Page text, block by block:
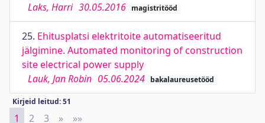
Laks, Harri 30.05.2016 magistritööd
25. Ehitusplatsi elektritoite automatiseeritud
jälgimine. Automated monitoring of construction
site electrical power supply
Lauk, Jan Robin 05.06.2024 bakalaureusetööd
Kirjeid leitud: 51
1 2 3 » Next
»»